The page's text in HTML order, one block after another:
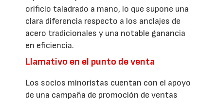
orificio taladrado a mano, lo que supone una
clara diferencia respecto a los anclajes de
acero tradicionales y una notable ganancia
en eficiencia.
Llamativo en el punto de venta
Los socios minoristas cuentan con el apoyo
de una campaña de promoción de ventas